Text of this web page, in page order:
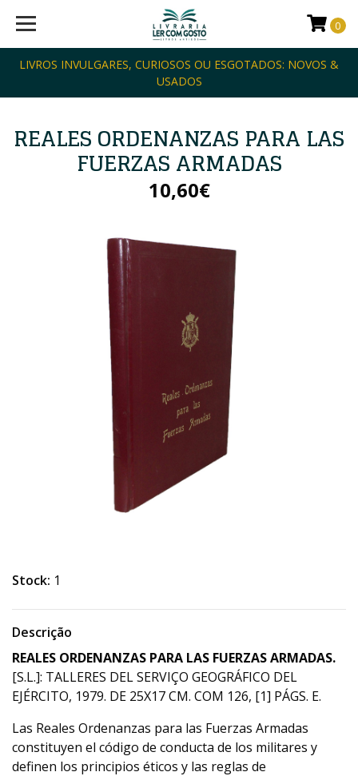
LIVROS INVULGARES, CURIOSOS OU ESGOTADOS: NOVOS &
USADOS
0
REALES ORDENANZAS PARA LAS
FUERZAS ARMADAS
10,60€
Stock: 1
Descrição
REALES ORDENANZAS PARA LAS FUERZAS ARMADAS.
[S.L.]: TALLERES DEL SERVIÇO GEOGRÁFICO DEL
EJÉRCITO, 1979. DE 25X17 CM. COM 126, [1] PÁGS. E.
Las Reales Ordenanzas para las Fuerzas Armadas
constituyen el código de conducta de los militares y
definen los principios éticos y las reglas de